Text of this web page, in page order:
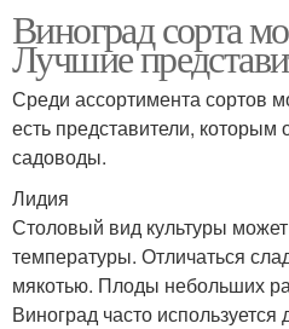
Виноград сорта
Лучшие
Среди ассортимента сортов
есть представители, которым
садоводы.
Лидия
Столовый вид культуры
температуры. Отличаться
мякотью. Плоды небольших
Виноград часто